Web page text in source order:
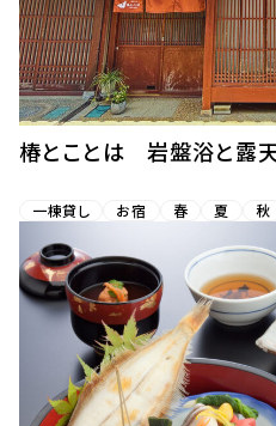
椿とことは 岩盤浴と露
一棟貸し お宿 春 夏 秋